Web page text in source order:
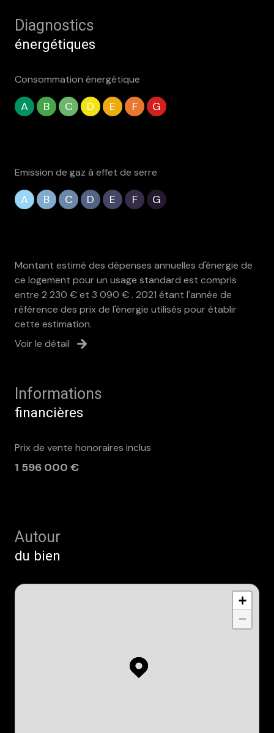
Diagnostics
énergétiques
Consommation énergétique
A B C D E F G
Emission de gaz à effet de serre
A B C D E F G
Montant estimé des dépenses annuelles d'énergie de
ce logement pour un usage standard est compris
entre 2 230 € et 3 090 € . 2021 étant l'année de
référence des prix de l'énergie utilisés pour établir
cette estimation.
Voir le détail
Informations
financières
Prix de vente honoraires inclus
1 596 000 €
Autour
du bien
+
−